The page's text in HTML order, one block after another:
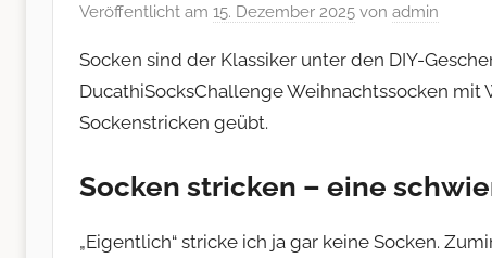
Veröffentlicht am 15. Dezember 2025 von admin
Socken sind der Klassiker unter den DIY-
DucathiSocksChallenge Weihnachtssocken
Sockenstricken geübt.
Socken stricken – eine
„Eigentlich“ stricke ich ja gar keine Socken.